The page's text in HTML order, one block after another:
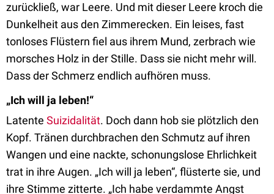
zurückließ, war Leere. Und mit dieser Leere kroch die
Dunkelheit aus den Zimmerecken. Ein leises, fast
tonloses Flüstern fiel aus ihrem Mund, zerbrach wie
morsches Holz in der Stille. Dass sie nicht mehr will.
Dass der Schmerz endlich aufhören muss.
„Ich will ja leben!“
Latente Suizidalität. Doch dann hob sie plötzlich den
Kopf. Tränen durchbrachen den Schmutz auf ihren
Wangen und eine nackte, schonungslose Ehrlichkeit
trat in ihre Augen. „Ich will ja leben“, flüsterte sie, und
ihre Stimme zitterte. „Ich habe verdammte Angst